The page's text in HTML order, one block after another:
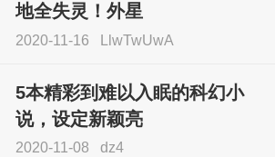
地全失灵！外星
2020-11-16 LlwTwUwA
5本精彩到难以入眠的科幻小
说，设定新颖亮
2020-11-08 dz4